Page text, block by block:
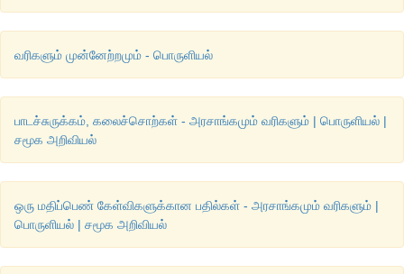
வரிகளும் முன்னேற்றமும் - பொருளியல்
பாடச்சுருக்கம், கலைச்சொற்கள் - அரசாங்கமும் வரிகளும் | பொருளியல் |
சமூக அறிவியல்
ஒரு மதிப்பெண் கேள்விகளுக்கான பதில்கள் - அரசாங்கமும் வரிகளும் |
பொருளியல் | சமூக அறிவியல்